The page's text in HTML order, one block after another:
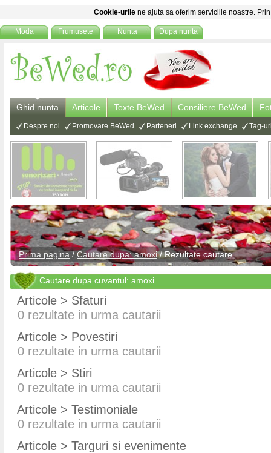
Cookie-urile ne ajuta sa oferim serviciile noastre.
Moda Frumusete Nunta Dupa nunta
Ghid nunta Articole Texte BeWed Consiliere BeWed
Despre noi Promovare BeWed Parteneri Link exchange Tag-
Prima pagina/ Cautare dupa: amoxi/ Rezultate cautare
Cautare dupa cuvantul: amoxi
Articole > Sfaturi
0 rezultate in urma cautarii
Articole > Povestiri
0 rezultate in urma cautarii
Articole > Stiri
0 rezultate in urma cautarii
Articole > Testimoniale
0 rezultate in urma cautarii
Articole > Targuri si evenimente